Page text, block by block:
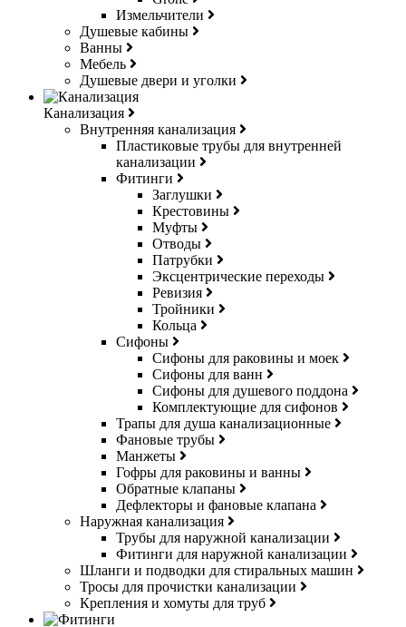
Измельчители
Душевые кабины
Ванны
Мебель
Душевые двери и уголки
Канализация
Внутренняя канализация
Пластиковые трубы для внутренней
канализации
Фитинги
Заглушки
Крестовины
Муфты
Отводы
Патрубки
Эксцентрические переходы
Ревизия
Тройники
Кольца
Сифоны
Сифоны для раковины и моек
Сифоны для ванн
Сифоны для душевого поддона
Комплектующие для сифонов
Трапы для душа канализационные
Фановые трубы
Манжеты
Гофры для раковины и ванны
Обратные клапаны
Дефлекторы и фановые клапана
Наружная канализация
Трубы для наружной канализации
Фитинги для наружной канализации
Шланги и подводки для стиральных машин
Тросы для прочистки канализации
Крепления и хомуты для труб